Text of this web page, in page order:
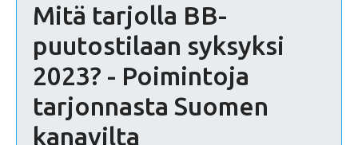
Mitä tarjolla BB-
puutostilaan syksyksi
2023? - Poimintoja
tarjonnasta Suomen
kanavilta